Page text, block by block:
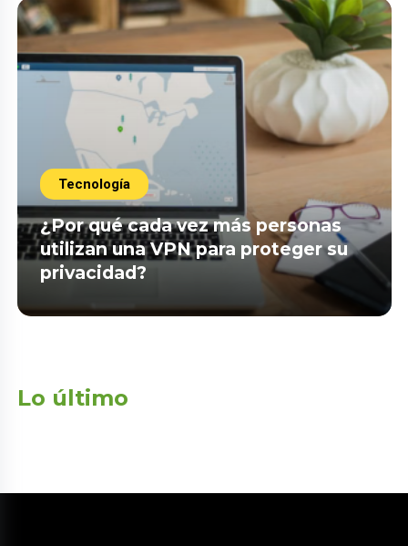
Tecnología
¿Por qué cada vez más personas
utilizan una VPN para proteger su
privacidad?
Lo último